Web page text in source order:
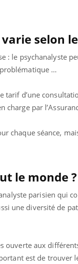
selon
: le psychanalyste
…
tarif d’une
par
chaque séance,
le monde ?
parisien qui
une diversité de
ouverte aux
est de trouver
Youtube
Insuline &
osait en